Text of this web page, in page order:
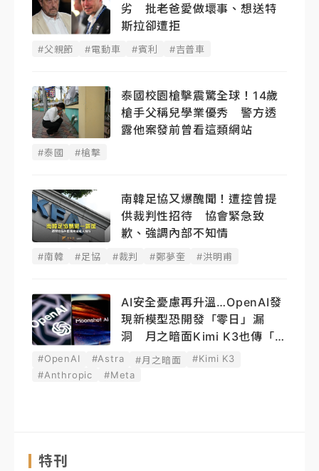
劣 批老爸愛做壞事、想送特
斯拉卻遭拒
#父親節 #電動車 #賓利 #吉普車
泰國校園槍擊震驚全球！14歲
槍手父稱兒學業優秀 警方透
露他案發前曾看這類網站
#泰國 #槍擊
南韓足協又爆醜聞！遭控曾提
供裁判性招待 協會緊急致
歉、強調內部不知情
#南韓 #足協 #裁判 #鄭夢奎 #洪明甫
AI安全憂慮再升溫…OpenAI發
現新模型恐開發「零日」漏
洞 月之暗面Kimi K3也傳「越
獄」
#OpenAI #Astra #月之暗面
#Kimi K3
#Anthropic
#Meta
特刊